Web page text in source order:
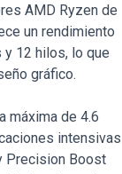
AMD Ryzen de
un rendimiento
y 12 hilos, lo que
gráfico.
máxima de 4.6
intensivas
Precision Boost